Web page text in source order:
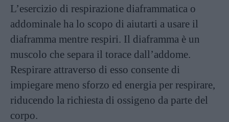
L’esercizio di respirazione diaframmatica o
addominale ha lo scopo di aiutarti a usare il
diaframma mentre respiri. Il diaframma è un
muscolo che separa il torace dall’addome.
Respirare attraverso di esso consente di
impiegare meno sforzo ed energia per respirare,
riducendo la richiesta di ossigeno da parte del
corpo.